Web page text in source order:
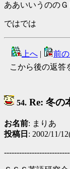
ああいいうのの
ではでは
上へ | 前
こから後の返答
54. Re: 冬の
お名前: まりあ
投稿日 : 2002/11/